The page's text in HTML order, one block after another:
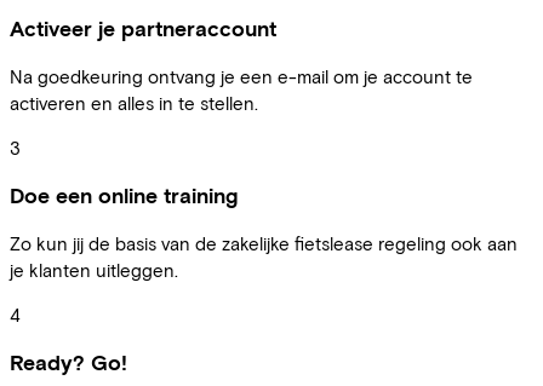
Activeer je partneraccount
Na goedkeuring ontvang je een e-mail om je account te
activeren en alles in te stellen.
3
Doe een online training
Zo kun jij de basis van de zakelijke fietslease regeling ook aan
je klanten uitleggen.
4
Ready? Go!